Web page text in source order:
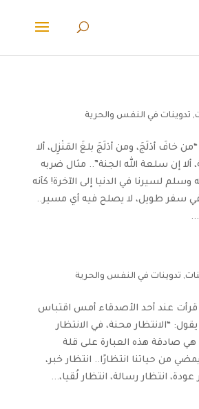
, تدوينات في النفس والحرية
خافَ أدْلَجَ، ومن أدْلَجَ بلغَ المَنْزِل، ألا
ألا إن سلعة الله الجنة”.. مثال ضربه
وسلم لسيرنا في الدنيا إلى الآخرة! كأنه
في سفر طويل، لا يصلح فيه أي مسير..
, تدوينات في النفس والحرية
قرأت عند أحد الأصدقاء أمس اقتباس
“الانتظار محنة، في الانتظار
صادقة هذه العبارة على قلة
من حياتنا انتظارًا.. انتظار خبر،
عودة، انتظار رسالة، انتظار لُقيا،...